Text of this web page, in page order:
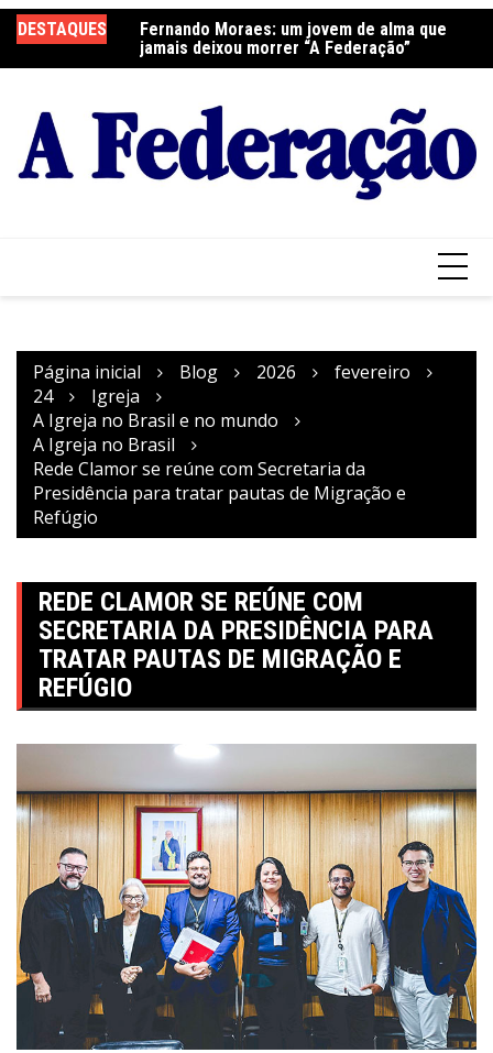
para
o
DESTAQUES
Fernando Moraes: um jovem de alma que
jamais deixou morrer “A Federação”
Curso Oração e Vida na Paróquia São José
Página inicial Blog 2026
fevereiro
24
Igreja
A Igreja no Brasil e no mundo
A Igreja no Brasil
Rede Clamor se reúne com Secretaria da
Presidência para tratar pautas de Migração e
Refúgio
REDE CLAMOR SE REÚNE COM
SECRETARIA DA PRESIDÊNCIA PARA
TRATAR PAUTAS DE MIGRAÇÃO E
REFÚGIO